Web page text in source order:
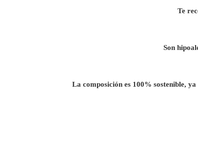
Te
Son
La composición es 100% sostenible,